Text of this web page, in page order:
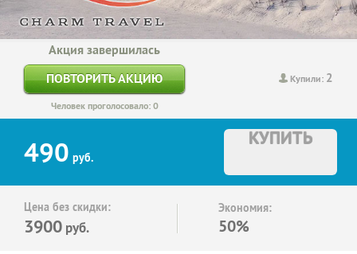
Купили: 2
Акция завершилась
ПОВТОРИТЬ АКЦИЮ
Человек проголосовало: 0
490 руб.
КУПИТЬ
Цена без скидки:
3900 руб.
Экономия:
50%